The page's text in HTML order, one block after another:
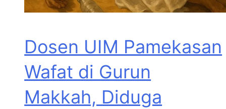
Dosen UIM Pamekasan
Wafat di Gurun
Makkah, Diduga